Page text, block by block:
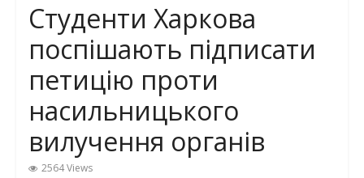
Студенти Харкова
поспішають підписати
петицію проти
насильницького
вилучення органів
2564 Views